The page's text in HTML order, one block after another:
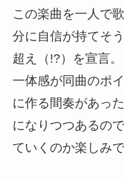
この楽曲を一人で
分に自信が持てそ
超え（!?）を宣言
一体感が同曲のポ
に作る間奏があっ
になりつつあるの
ていくのか楽しみ